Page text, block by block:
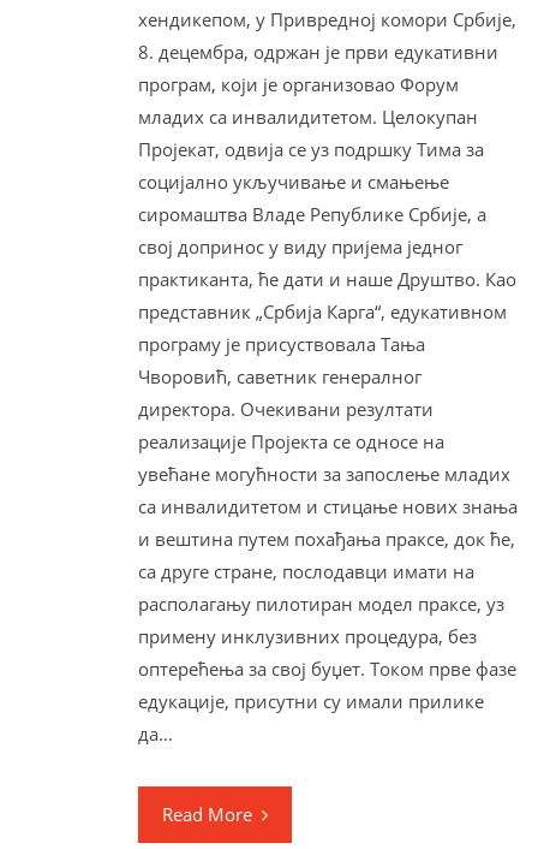
хендикепом, у Привредној комори Србије,
8. децембра, одржан је први едукативни
програм, који је организовао Форум
младих са инвалидитетом. Целокупан
Пројекат, одвија се уз подршку Тима за
социјално укључивање и смањење
сиромаштва Владе Републике Србије, а
свој допринос у виду пријема једног
практиканта, ће дати и наше Друштво. Као
представник „Србија Карга“, едукативном
програму је присуствовала Тања
Чворовић, саветник генералног
директора. Очекивани резултати
реализације Пројекта се односе на
увећане могућности за запослење младих
са инвалидитетом и стицање нових знања
и вештина путем похађања праксе, док ће,
са друге стране, послодавци имати на
располагању пилотиран модел праксе, уз
примену инклузивних процедура, без
оптерећења за свој буџет. Током прве фазе
едукације, присутни су имали прилике
да…
Read More